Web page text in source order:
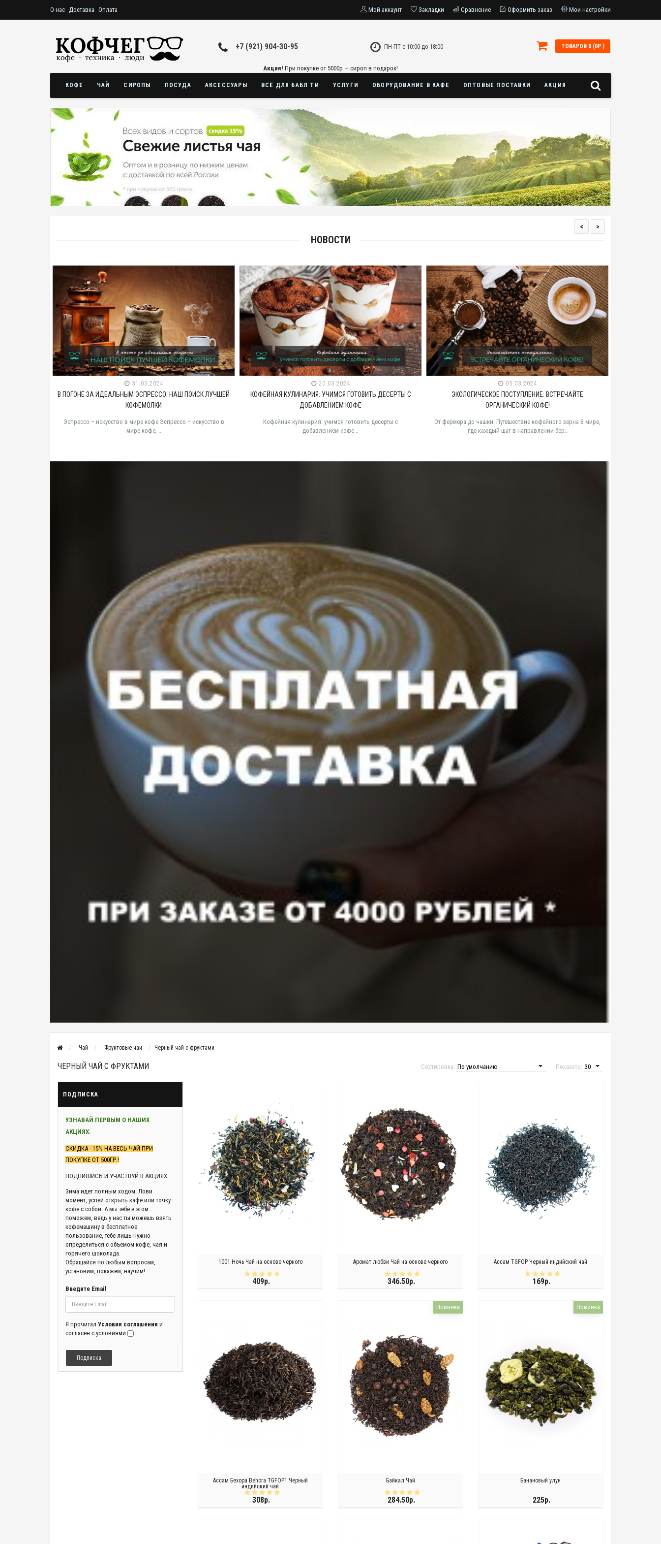
О нас Доставка Оплата Мой аккаунт Закладки Сравнение Оформить заказ Мои настройки
+7 (921) 904-30-95 ПН-ПТ с 10:00 до 18:00 ТОВАРОВ 0 (0Р.)
Акция! При покупке от 5000р — сироп в подарок!
КОФЕ ЧАЙ СИРОПЫ ПОСУДА АКСЕССУАРЫ ВСЁ ДЛЯ БАБЛ ТИ УСЛУГИ ОБОРУДОВАНИЕ В КАФЕ ОПТОВЫЕ ПОСТАВКИ АКЦИЯ
НОВОСТИ
ИДЕАЛЬНЫМ ЭСПРЕССО: НАШ ПОИСК ЛУЧШЕЙ
искусство в мире кофе Эспрессо – искусство в
КОФЕЙНАЯ КУЛИНАРИЯ: УЧИМСЯ ГОТОВИТЬ ДЕСЕРТЫ С
Кофейная кулинария: учимся готовить десерты с
ЭКОЛОГИЧЕСКОЕ ПОСТУПЛЕНИЕ: ВСТРЕЧАЙТЕ
От фермера до чашки: Путешествие кофейного зерна В мире,
где каждый шаг в направлении бер..
ОТ ФЕРМЕРА ДО ЧАШКИ: ПУТЕШЕСТВИЕ
От фермера до чашки: Путешествие
фермера до чашки: Путешествие
< >
Чай Фруктовые чаи Черный чай с фруктами
ЧЕРНЫЙ ЧАЙ С ФРУКТАМИ Показать:
Сортировка:
ПОДПИСКА
УЗНАВАЙ ПЕРВЫМ О НАШИХ
АКЦИЯХ.
СКИДКА - 15% НА ВЕСЬ ЧАЙ ПРИ
ПОКУПКЕ ОТ 500ГР.!
ПОДПИШИСЬ И УЧАСТВУЙ В АКЦИЯХ.
Зима идет полным ходом. Лови
момент, успей открыть кафе или точку
кофе с собой. А мы тебе в этом
поможем, ведь у нас ты можешь взять
кофемашину в бесплатное
пользование, тебе лишь нужно
определиться с объемом кофе, чая и
горячего шоколада.
Обращайся по любым вопросам,
установим, покажем, научим!
Введите Email
Я прочитал Условия соглашения и
согласен с условиями
Подписка
1001 Ночь Чай на основе черного
409р.
Аромат любви Чай на основе черного
346.50р.
Ассам TGFOP Черный индийский чай
169р.
Ассам Бехора Behora TGFOP1 Черный
индийский чай
308р.
Новинка
Байкал Чай
284.50р.
Новинка
Банановый улун
225р.